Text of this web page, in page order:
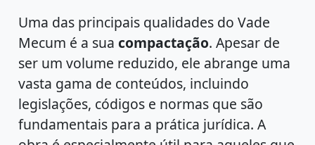
Uma das principais qualidades do Vade
Mecum é a suacompactação. Apesar de
ser um volume reduzido, ele abrange uma
vasta gama de conteúdos, incluindo
legislações, códigos e normas que são
fundamentais para a prática jurídica. A